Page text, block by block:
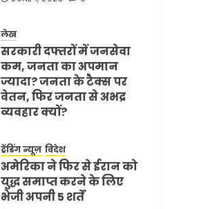
लेख
सरकारी दफ्तरों में जनसेवा
कम, जनता का अपमान
ज्यादा? जनता के टैक्स पर
वेतन, फिर जनता से अभद्र
व्यवहार क्यों?
ट्रेंडिंग न्यूज़ विदेश
अमेरिका ने फिर से ईरान को
युद्ध समाप्त करने के लिए
भेजी अपनी 5 शर्तें